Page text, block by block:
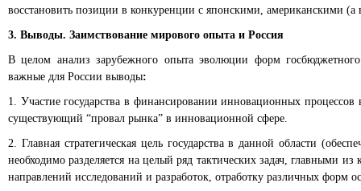
восстановить позиции в конкуренции с японскими, американскими
3. Выводы. Заимствование мирового опыта и Россия
В целом анализ зарубежного опыта эволюции форм
важные для России выводы:
1. Участие государства в финансировании инновационных
существующий “провал рынка” в инновационной сфере.
2. Главная стратегическая цель государства в данной области
необходимо разделяется на целый ряд тактических задач, главными
направлений исследований и разработок, отработку различных форм